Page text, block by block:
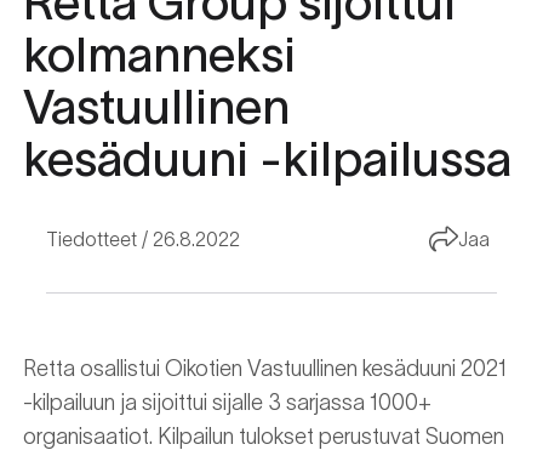
kolmanneksi
Vastuullinen
kesäduuni -kilpailussa
Tiedotteet 26.8.2022 Jaa
Retta osallistui Oikotien Vastuullinen kesäduuni 2021
-kilpailuun ja sijoittui sijalle 3 sarjassa 1000+
organisaatiot. Kilpailun tulokset perustuvat Suomen